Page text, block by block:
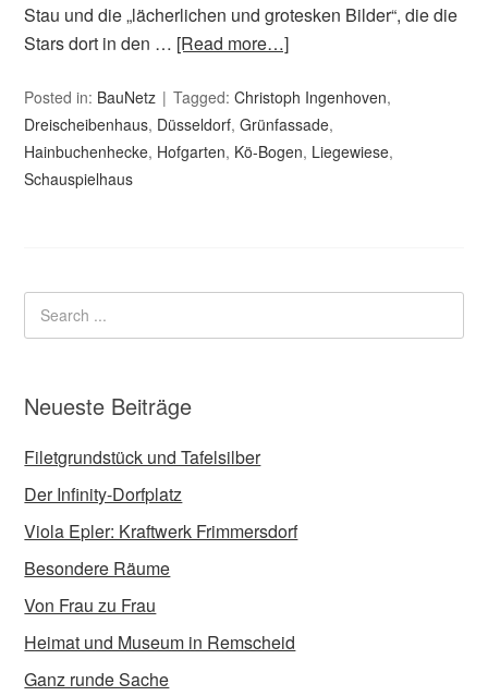
Stau und die „lächerlichen und grotesken Bilder“, die die
Stars dort in den … [Read more…]
Posted in: BauNetz Tagged:Christoph Ingenhoven,
Dreischeibenhaus, Düsseldorf,Grünfassade,
Hainbuchenhecke, Hofgarten, Kö-Bogen, Liegewiese,
Schauspielhaus
Neueste Beiträge
Filetgrundstück und Tafelsilber
Der Infinity-Dorfplatz
Viola Epler: Kraftwerk Frimmersdorf
Besondere Räume
Von Frau zu Frau
Heimat und Museum in Remscheid
Ganz runde Sache